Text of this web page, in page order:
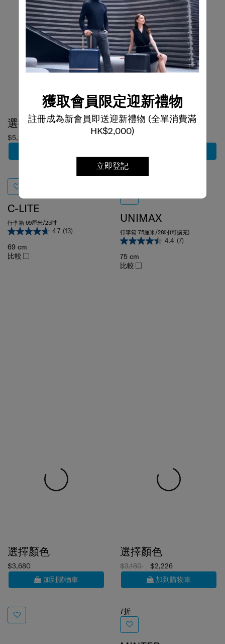
獲取會員限定迎新禮物
註冊成為新會員即送迎新禮物 (全單消費滿
HK$2,000)
立即登記
選擇顏色
$5,380
C-LITE
行李箱 69厘米/25吋
4.7
69 cm
比較
選擇顏色
$4,500
UNIMAX
行李箱 75厘米/28吋(可擴充)
4.4 (7)
75 cm
比較
$3,680
加到購物車
$3,180
$2,226
加到購物車
MINTER